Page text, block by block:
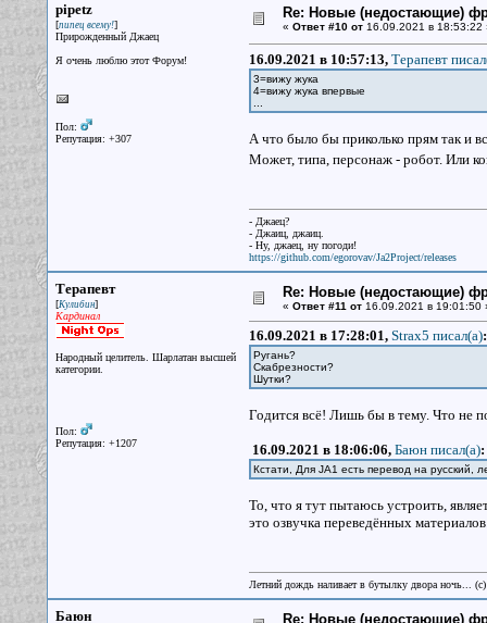
pipetz
[пипец всему!]
Прирожденный Джаец
Я очень люблю этот Форум!
Пол:
Репутация: +307
Re: Новые (недостающие)
« Ответ #10 от16.09.2021 в 18:53:22
16.09.2021 в 10:57:13, Терапевт
3=вижу жука
4=вижу жука впервые
А что было бы приколько прям так и
Может, типа, персонаж - робот. Или
- Джаец?
- Джаиц, джаиц.
- Ну, джаец, ну погоди!
https://github.com/egorovav/Ja2Project/releases
Терапевт
[Кулибин]
Кардинал
Народный целитель. Шарлатан высшей
категории.
Пол:
Репутация: +1207
Re: Новые (недостающие)
« Ответ #11 от16.09.2021 в 19:01:50
16.09.2021 в 17:28:01, Strax5 писал(a):
Ругань?
Скабрезности?
Шутки?
Годится всё! Лишь бы в тему. Что не
16.09.2021 в 18:06:06, Баюн писал(a):
Кстати, Для JA1 есть перевод на русский,
То, что я тут пытаюсь устроить,
это озвучка переведённых
Летний дождь наливает в бутылку двора ночь...
Баюн Re: Новые (недостающие)